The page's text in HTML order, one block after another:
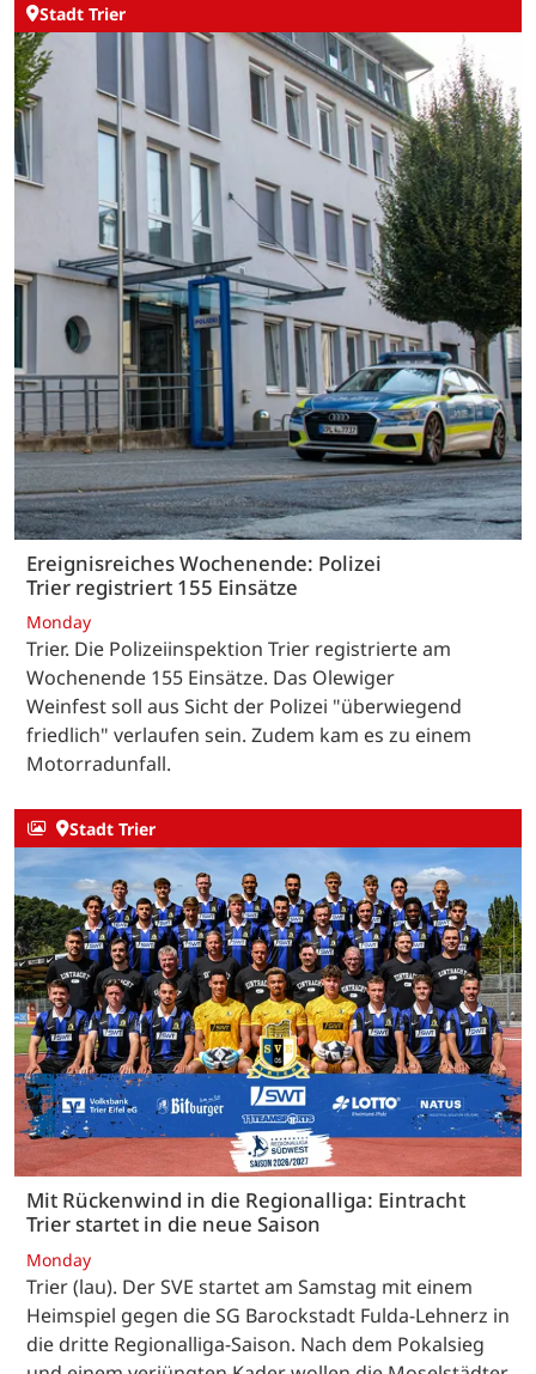
Stadt Trier
Ereignisreiches Wochenende: Polizei
Trier registriert 155 Einsätze
Monday
Trier. Die Polizeiinspektion Trier registrierte am
Wochenende 155 Einsätze. Das Olewiger
Weinfest soll aus Sicht der Polizei "überwiegend
friedlich" verlaufen sein. Zudem kam es zu einem
Motorradunfall.
Stadt Trier
Mit Rückenwind in die Regionalliga: Eintracht
Trier startet in die neue Saison
Monday
Trier (lau). Der SVE startet am Samstag mit einem
Heimspiel gegen die SG Barockstadt Fulda-Lehnerz in
die dritte Regionalliga-Saison. Nach dem Pokalsieg